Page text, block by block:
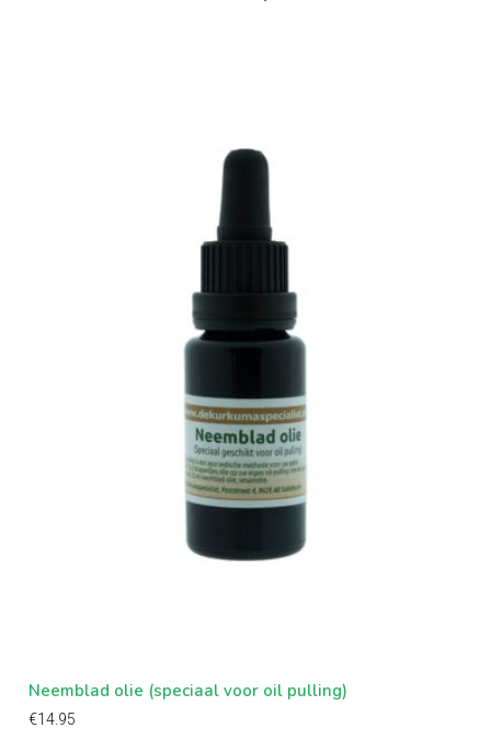
In winkelwagen
Neemblad olie (speciaal voor oil pulling)
€14.95